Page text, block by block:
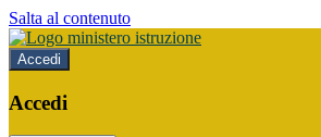
Salta al contenuto
Accedi
Accedi